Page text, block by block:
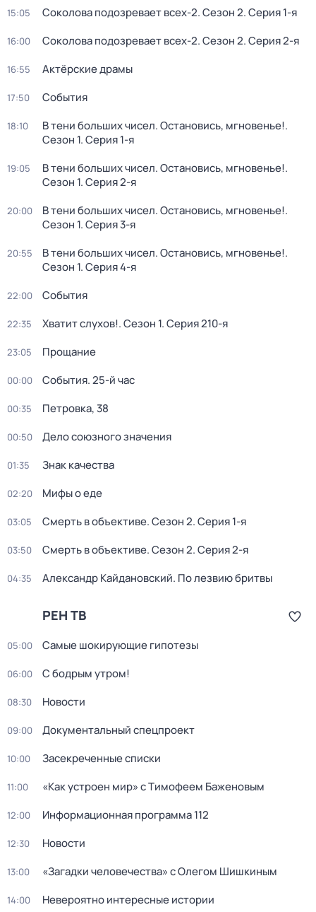
15:05 Соколова подозревает всех-2. Сезон 2. Серия 1-я
16:00 Соколова подозревает всех-2. Сезон 2. Серия 2-я
16:55 Актёрские драмы
17:50 События
18:10 В тени больших чисел. Остановись, мгновенье!.
Сезон 1. Серия 1-я
19:05 В тени больших чисел. Остановись, мгновенье!.
Сезон 1. Серия 2-я
20:00 В тени больших чисел. Остановись, мгновенье!.
Сезон 1. Серия 3-я
20:55 В тени больших чисел. Остановись, мгновенье!.
Сезон 1. Серия 4-я
22:00 События
22:35 Хватит слухов!. Сезон 1. Серия 210-я
23:05 Прощание
00:00 События. 25-й час
00:35 Петровка, 38
00:50 Дело союзного значения
01:35 Знак качества
02:20 Мифы о еде
03:05 Смерть в объективе. Сезон 2. Серия 1-я
03:50 Смерть в объективе. Сезон 2. Серия 2-я
04:35 Александр Кайдановский. По лезвию бритвы
РЕН ТВ
05:00 Самые шoкиpующие гипотезы
06:00 С бодрым утром!
08:30 Новости
09:00 Докyментальный спецпроeкт
10:00 Заcекрeченные списки
11:00 «Как устроен мир» с Тимофеем Баженовым
12:00 Информационная программа 112
12:30 Новости
13:00 «Загадки человечества» с Олегом Шишкиным
14:00 Невероятно интересные истории